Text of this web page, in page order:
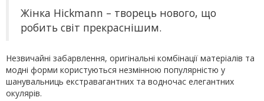
Жінка Hickmann – творець нового, що
робить світ прекраснішим.
Незвичайні забарвлення, оригінальні комбінації матеріалів та
модні форми користуються незмінною популярністю у
шанувальниць екстравагантних та водночас елегантних
окулярів.